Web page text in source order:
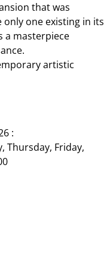
that was
one existing in its
a masterpiece
artistic
:
Thursday, Friday,